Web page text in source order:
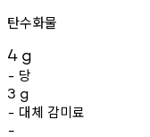
탄수화물
4 g
- 당
3 g
- 대체 감미료
-